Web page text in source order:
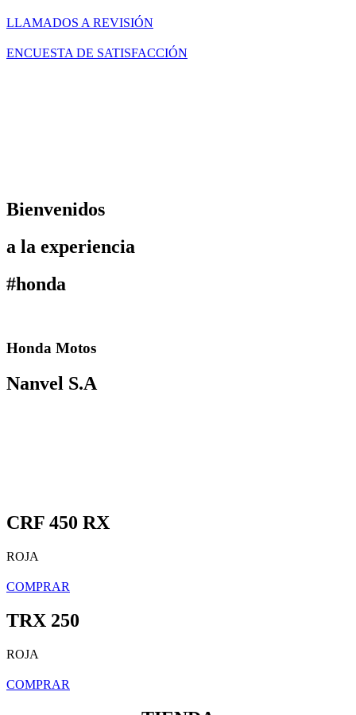
LLAMADOS A REVISIÓN
ENCUESTA DE SATISFACCIÓN
Bienvenidos
a la experiencia
#honda
Honda Motos
Nanvel S.A
CRF 450 RX
ROJA
COMPRAR
TRX 250
ROJA
COMPRAR